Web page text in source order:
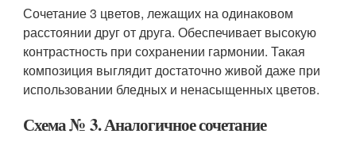
Сочетание 3 цветов, лежащих на одинаковом
расстоянии друг от друга. Обеспечивает высокую
контрастность при сохранении гармонии. Такая
композиция выглядит достаточно живой даже при
использовании бледных и ненасыщенных цветов.
Схема № 3. Аналогичное сочетание